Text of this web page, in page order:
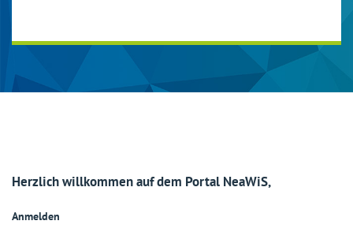
Herzlich willkommen auf dem Portal NeaWiS,
Anmelden